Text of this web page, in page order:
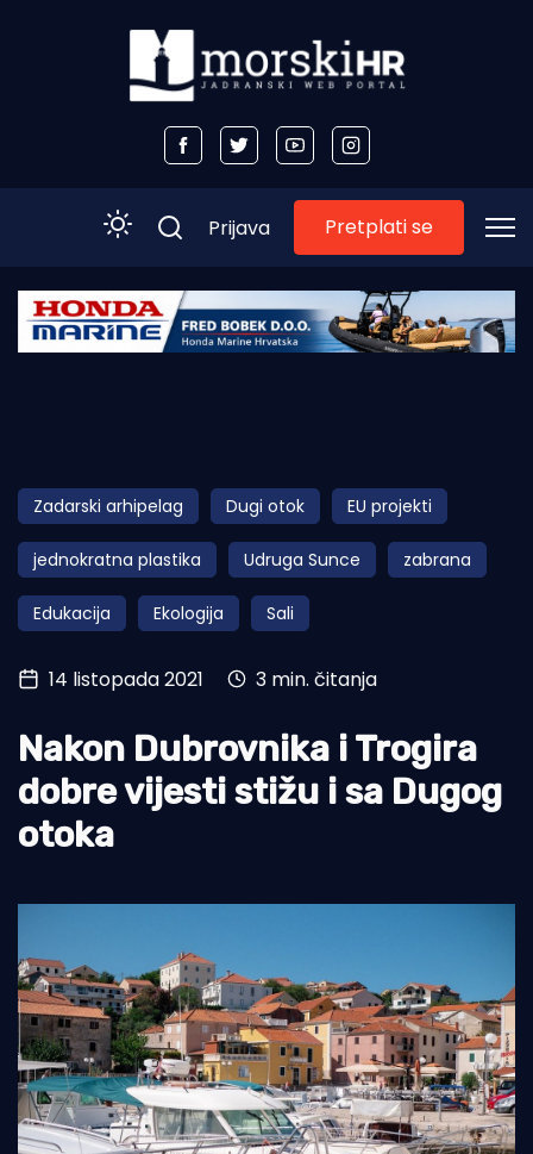
Početna
Obala
Otoci
Turizam i nautika
Pomorstvo
Ribolov
Tradicija i kultura
Prijava Pretplati se
Zadarski arhipelag Dugi otok EU projekti
jednokratna plastika Udruga Sunce zabrana
Edukacija Ekologija Sali
14 listopada 2021 3 min. čitanja
Nakon Dubrovnika i Trogira
dobre vijesti stižu i sa Dugog
otoka